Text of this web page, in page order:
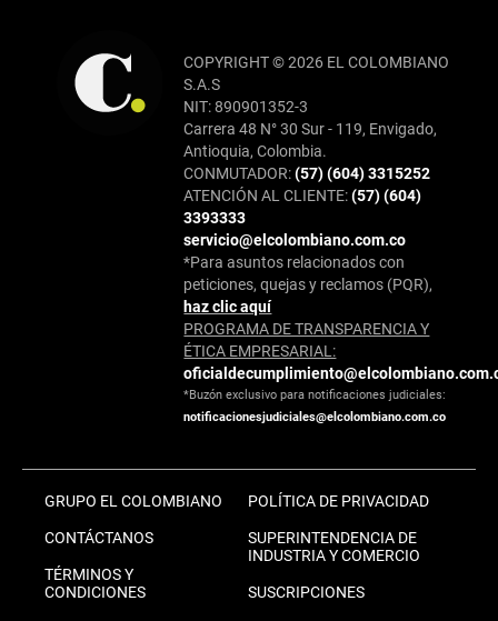
COPYRIGHT © 2026 EL COLOMBIANO
S.A.S
NIT: 890901352-3
Carrera 48 N° 30 Sur - 119, Envigado,
Antioquia, Colombia.
CONMUTADOR:(57) (604) 3315252
ATENCIÓN AL CLIENTE:(57) (604)
3393333
servicio@elcolombiano.com.co
*Para asuntos relacionados con
peticiones, quejas y reclamos (PQR),
haz clic aquí
PROGRAMA DE TRANSPARENCIA Y
ÉTICA EMPRESARIAL:
*Buzón exclusivo para notificaciones judiciales:
notificacionesjudiciales@elcolombiano.com.co
GRUPO EL COLOMBIANO
CONTÁCTANOS
TÉRMINOS Y
CONDICIONES
POLÍTICA DE PRIVACIDAD
SUPERINTENDENCIA DE
INDUSTRIA Y COMERCIO
SUSCRIPCIONES